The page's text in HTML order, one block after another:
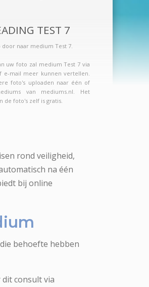
TEST 7
naar medium Test 7.
uw foto zal medium Test 7 via
e-mail meer kunnen vertellen.
foto's uploaden naar één of
van mediums.nl. Het
de foto's zelf is gratis.
rond veiligheid,
na één
bij online
behoefte hebben
consult via